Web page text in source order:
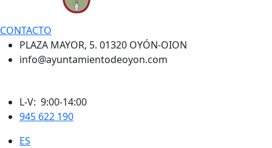
CONTACTO
PLAZA MAYOR, 5. 01320 OYÓN-OION
info@ayuntamientodeoyon.com
L-V: 9:00-14:00
945 622 190
ES